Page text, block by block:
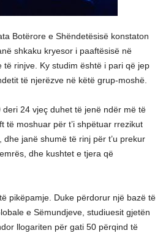
Botërore e Shëndetësisë konstaton
shkaku kryesor i paaftësisë në
të rinjve. Ky studim është i pari që jep
të njerëzve në këtë grup-moshë.
24 vjeç duhet të jenë ndër më të
të moshuar për t’i shpëtuar rrezikut
janë shumë të rinj për t’u prekur
dhe kushtet e tjera që
pikëpamje. Duke përdorur një bazë të
e Sëmundjeve, studiuesit gjetën
llogariten për gati 50 përqind të